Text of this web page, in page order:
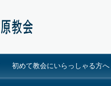
初めて教会にいらっしゃる方へ